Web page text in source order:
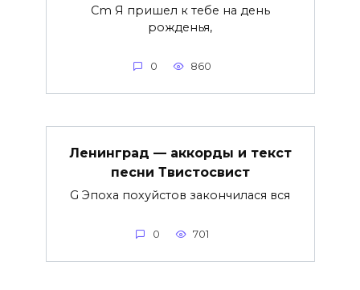
Cm Я пришел к тебе на день
рожденья,
0 860
Ленинград — аккорды и текст
песни Твистосвист
G Эпоха похуйстов закончилася вся
0 701